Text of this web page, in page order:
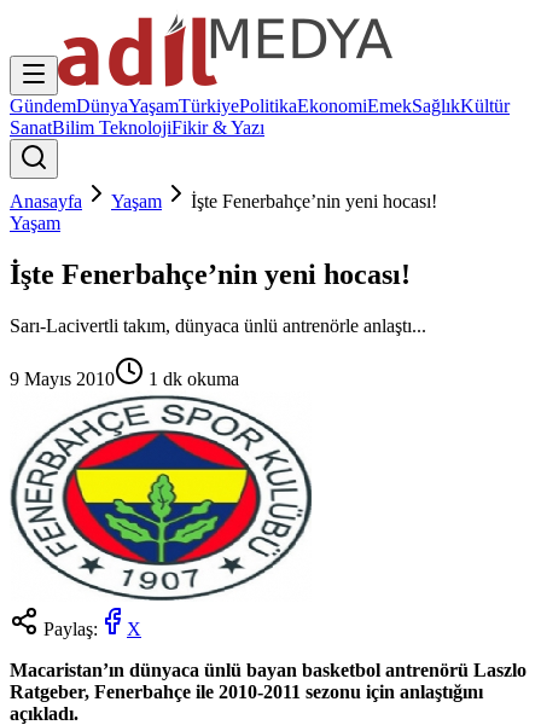
GündemDünyaYaşamTürkiyePolitikaEkonomiEmekSağlıkKültür
SanatBilim TeknolojiFikir & Yazı
Anasayfa Yaşam
İşte Fenerbahçe’nin yeni hocası!
Yaşam
İşte Fenerbahçe’nin yeni hocası!
Sarı-Lacivertli takım, dünyaca ünlü antrenörle anlaştı...
9 Mayıs 2010 1 dk okuma
Paylaş:
X
Macaristan’ın dünyaca ünlü bayan basketbol antrenörü Laszlo
Ratgeber, Fenerbahçe ile 2010-2011 sezonu için anlaştığını
açıkladı.